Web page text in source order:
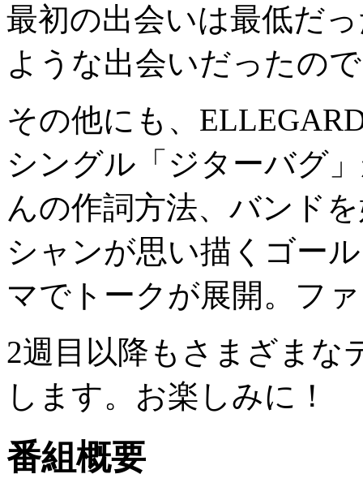
最初の出会いは最低だ
ような出会いだったの
その他にも、
シングル「ジターバグ
んの作詞方法、バンド
シャンが思い描くゴー
マでトークが展開。フ
2週目以降もさまざまな
します。お楽しみに！
番組概要